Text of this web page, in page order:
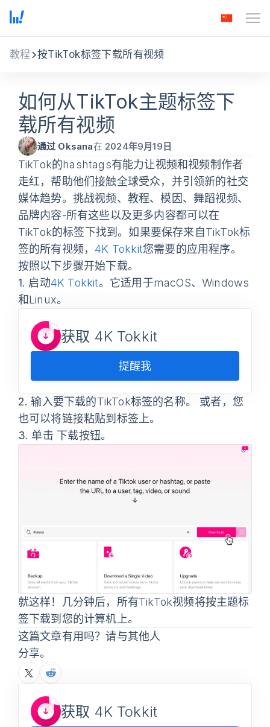
教程 按TikTok标签下载所有视频
如何从TikTok主题标签下
载所有视频
通过 Oksana在 2024年9月19日
TikTok的hashtags有能力让视频和视频制作者
走红，帮助他们接触全球受众，并引领新的社交
媒体趋势。挑战视频、教程、模因、舞蹈视频、
品牌内容-所有这些以及更多内容都可以在
TikTok的标签下找到。如果要保存来自TikTok标
签的所有视频，4K Tokkit您需要的应用程序。
按照以下步骤开始下载。
1. 启动4K Tokkit。它适用于macOS、Windows
和Linux。
获取 4K Tokkit
提醒我
2. 输入要下载的TikTok标签的名称。 或者，您
也可以将链接粘贴到标签上。
3. 单击 下载按钮。
就这样！几分钟后，所有TikTok视频将按主题标
签下载到您的计算机上。
这篇文章有用吗？请与其他人
分享。
获取 4K Tokkit